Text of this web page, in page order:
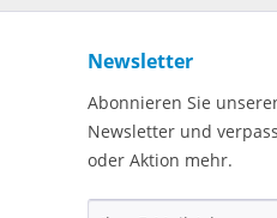
Newsletter
Abonnieren Sie
Newsletter und
oder Aktion mehr.